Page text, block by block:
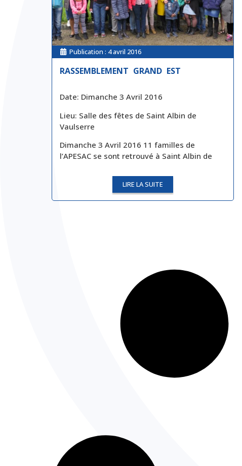
Publication : 4 avril 2016
RASSEMBLEMENT GRAND EST
Date: Dimanche 3 Avril 2016
Lieu: Salle des fêtes de Saint Albin de
Vaulserre
Dimanche 3 Avril 2016 11 familles de
l’APESAC se sont retrouvé à Saint Albin de
LIRE LA SUITE